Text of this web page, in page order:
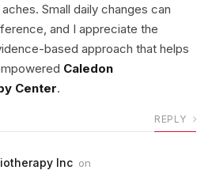
Small daily changes can
and I appreciate the
based approach that helps
Caledon
Center.
REPLY
Inc on